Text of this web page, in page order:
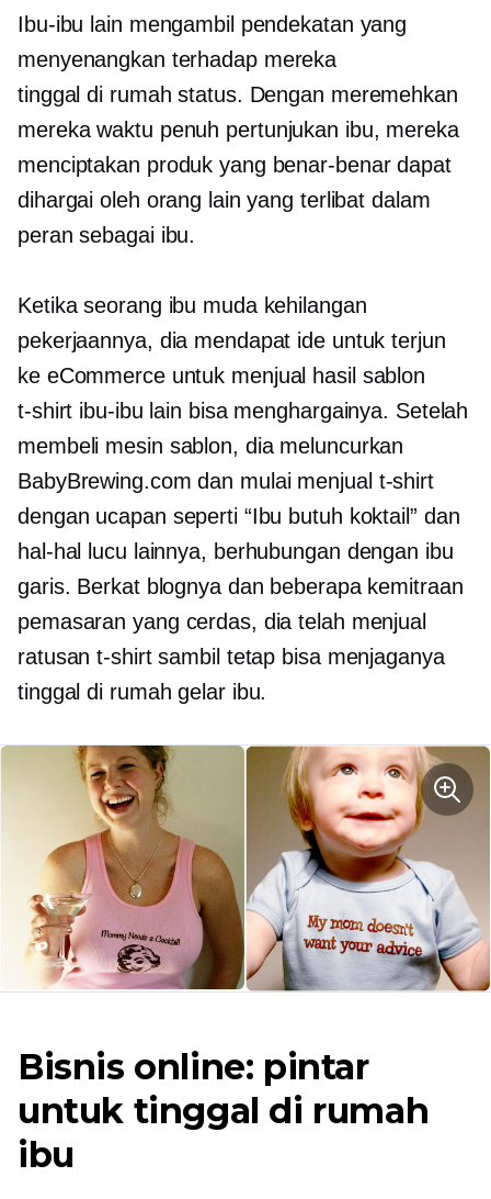
Ibu-ibu lain mengambil pendekatan yang
menyenangkan terhadap mereka
tinggal di rumah status. Dengan meremehkan
merekawaktu penuh pertunjukan ibu, mereka
menciptakan produk yang benar-benar dapat
dihargai oleh orang lain yang terlibat dalam
peran sebagai ibu.
Ketika seorang ibu muda kehilangan
pekerjaannya, dia mendapat ide untuk terjun
ke eCommerce untuk menjual hasil sablon
t-shirt ibu-ibu lain bisa menghargainya. Setelah
membeli mesin sablon, dia meluncurkan
BabyBrewing.com dan mulai menjual t-shirt
dengan ucapan seperti “Ibu butuh koktail” dan
hal-hal lucu lainnya, berhubungan dengan ibu
garis. Berkat blognya dan beberapa kemitraan
pemasaran yang cerdas, dia telah menjual
ratusant-shirtsambil tetap bisa menjaganya
tinggal di rumah gelar ibu.
Bisnis online: pintar
untuk tinggal di rumah
ibu